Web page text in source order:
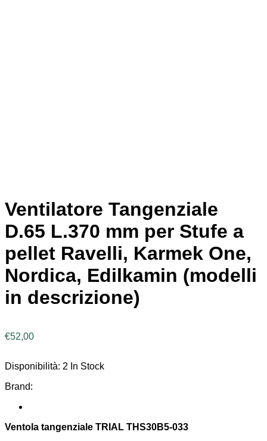
Ventilatore Tangenziale
D.65 L.370 mm per Stufe a
pellet Ravelli, Karmek One,
Nordica, Edilkamin (modelli
in descrizione)
€52,00
Disponibilità: 2 In Stock
Brand:
Ventola tangenziale TRIAL THS30B5-033